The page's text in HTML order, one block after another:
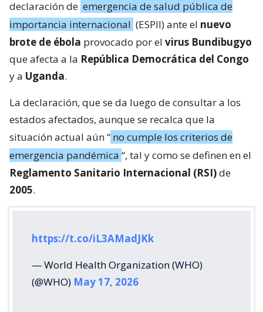
declaración de emergencia de salud pública de
importancia internacional (ESPII) ante el nuevo
brote de ébola provocado por el virus Bundibugyo
que afecta a la República Democrática del Congo
y a Uganda.
La declaración, que se da luego de consultar a los
estados afectados, aunque se recalca que la
situación actual aún “ no cumple los criterios de
emergencia pandémica “, tal y como se definen en el
Reglamento Sanitario Internacional (RSI)de
2005.
https://t.co/iL3AMadJKk
— World Health Organization (WHO)
(@WHO) May 17, 2026